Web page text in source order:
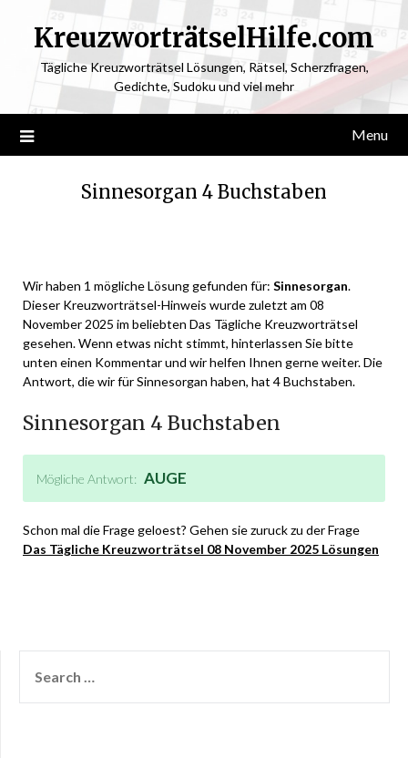
KreuzworträtselHilfe.com
Tägliche Kreuzworträtsel Lösungen, Rätsel, Scherzfragen,
Gedichte, Sudoku und viel mehr
Menu
Sinnesorgan 4 Buchstaben
November
7,
2025
Wir haben 1 mögliche Lösung gefunden für: Sinnesorgan.
Dieser Kreuzworträtsel-Hinweis wurde zuletzt am 08
November 2025 im beliebten Das Tägliche Kreuzworträtsel
gesehen. Wenn etwas nicht stimmt, hinterlassen Sie bitte
unten einen Kommentar und wir helfen Ihnen gerne weiter. Die
Antwort, die wir für Sinnesorgan haben, hat 4 Buchstaben.
Sinnesorgan 4 Buchstaben
Mögliche Antwort: AUGE
Schon mal die Frage geloest? Gehen sie zuruck zu der Frage
Das Tägliche Kreuzworträtsel 08 November 2025 Lösungen